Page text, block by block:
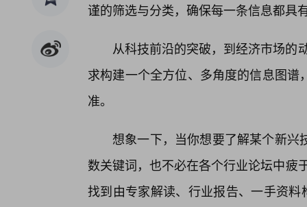
谨的筛选与分类，确保每一条信息都具
从科技前沿的突破，到经济市场的
求构建一个全方位、多角度的信息图
准。
想象一下，当你想要了解某个新兴
数关键词，也不必在各个行业论坛中疲
找到由专家解读、行业报告、一手资